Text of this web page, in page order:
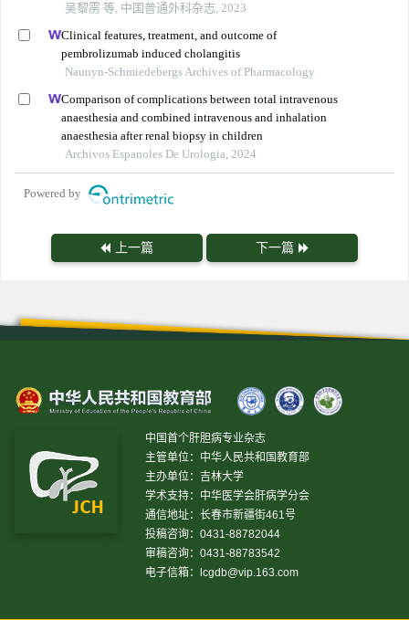
吴黎雳 等, 中国普通外科杂志, 2023
Clinical features, treatment, and outcome of
pembrolizumab induced cholangitis
Naunyn-Schmiedebergs Archives of Pharmacology
Comparison of complications between total intravenous
anaesthesia and combined intravenous and inhalation
anaesthesia after renal biopsy in children
Archivos Espanoles De Urologia, 2024
Powered by
上一篇 下一篇
中国首个肝胆病专业杂志
主管单位：中华人民共和国教育部
主办单位：吉林大学
学术支持：中华医学会肝病学分会
通信地址：长春市新疆街461号
投稿咨询：0431-88782044
审稿咨询：0431-88783542
电子信箱：
lcgdb@vip.163.com